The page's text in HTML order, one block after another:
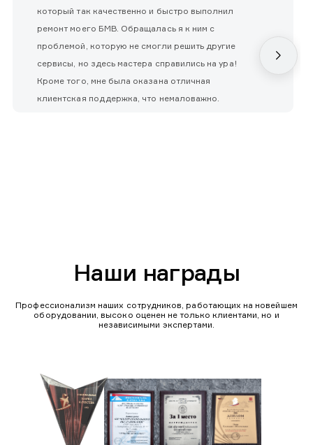
который так качественно и быстро выполнил
ремонт моего БМВ. Обращалась я к ним с
проблемой, которую не смогли решить другие
сервисы, но здесь мастера справились на ура!
Кроме того, мне была оказана отличная
клиентская поддержка, что немаловажно.
Наши награды
Профессионализм наших сотрудников, работающих на новейшем
оборудовании, высоко оценен не только клиентами, но и
независимыми экспертами.